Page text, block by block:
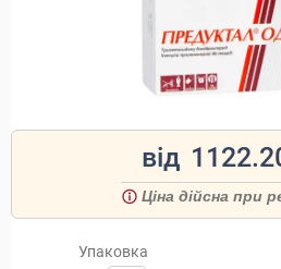
від
Ціна дійсна при
Упаковка